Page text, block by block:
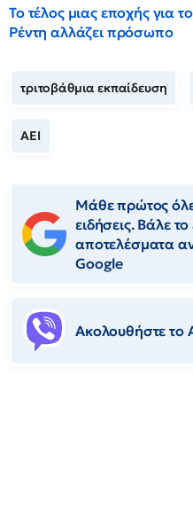
Το τέλος μιας εποχής για
Ρέντη αλλάζει πρόσωπο
τριτοβάθμια εκπαίδευση
ΑΕΙ
Μάθε πρώτος
ειδήσεις. Βάλε
αποτελέσματα
Google
Ακολουθήστε το